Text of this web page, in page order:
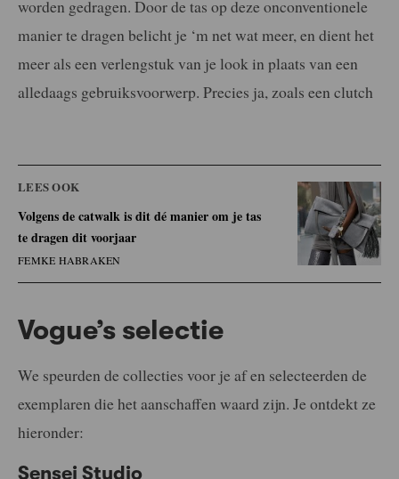
worden gedragen. Door de tas op deze onconventionele
manier te dragen belicht je ‘m net wat meer, en dient het
meer als een verlengstuk van je look in plaats van een
alledaags gebruiksvoorwerp. Precies ja, zoals een clutch
LEES OOK
Volgens de catwalk is dit dé manier om je tas
te dragen dit voorjaar
FEMKE HABRAKEN
Vogue’s selectie
We speurden de collecties voor je af en selecteerden de
exemplaren die het aanschaffen waard zijn. Je ontdekt ze
hieronder:
Sensei Studio